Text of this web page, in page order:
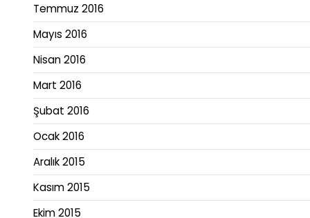
Temmuz 2016
Mayıs 2016
Nisan 2016
Mart 2016
Şubat 2016
Ocak 2016
Aralık 2015
Kasım 2015
Ekim 2015